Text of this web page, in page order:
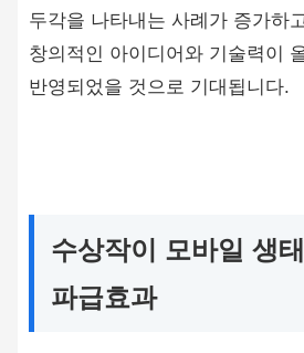
두각을 나타내는 사례가 증가하
창의적인 아이디어와 기술력이
반영되었을 것으로 기대됩니다.
수상작이 모바일 생
파급효과